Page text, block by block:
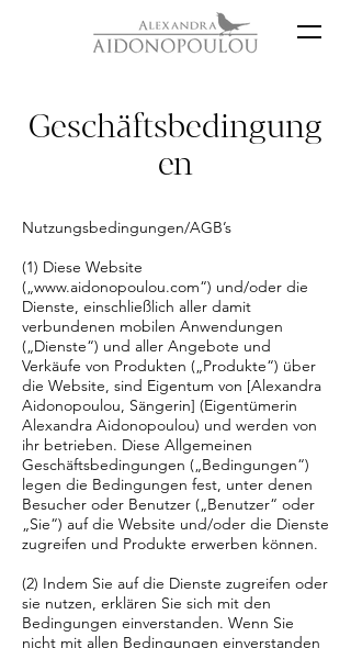
Geschäftsbedingung
en
Nutzungsbedingungen/AGB’s
(1) Diese Website
(„www.aidonopoulou.com“) und/oder die
Dienste, einschließlich aller damit
verbundenen mobilen Anwendungen
(„Dienste“) und aller Angebote und
Verkäufe von Produkten („Produkte“) über
die Website, sind Eigentum von [Alexandra
Aidonopoulou, Sängerin] (Eigentümerin
Alexandra Aidonopoulou) und werden von
ihr betrieben. Diese Allgemeinen
Geschäftsbedingungen („Bedingungen“)
legen die Bedingungen fest, unter denen
Besucher oder Benutzer („Benutzer“ oder
„Sie“) auf die Website und/oder die Dienste
zugreifen und Produkte erwerben können.
(2) Indem Sie auf die Dienste zugreifen oder
sie nutzen, erklären Sie sich mit den
Bedingungen einverstanden. Wenn Sie
nicht mit allen Bedingungen einverstanden